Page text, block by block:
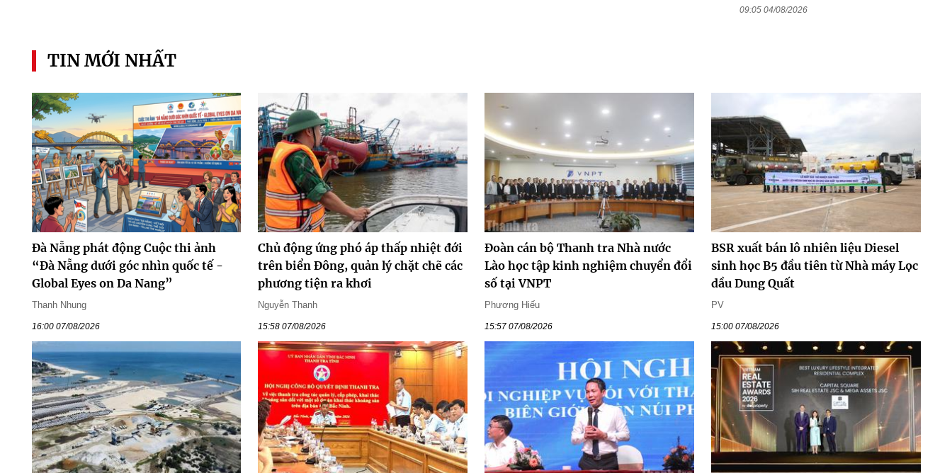
09:05 04/08/2026
TIN MỚI NHẤT
Đà Nẵng phát động Cuộc thi ảnh
“Đà Nẵng dưới góc nhìn quốc tế -
Global Eyes on Da Nang”
Thanh Nhung
16:00 07/08/2026
Chủ động ứng phó áp thấp nhiệt đới
trên biển Đông, quản lý chặt chẽ các
phương tiện ra khơi
Nguyễn Thanh
15:58 07/08/2026
Đoàn cán bộ Thanh tra Nhà nước
Lào học tập kinh nghiệm chuyển đổi
số tại VNPT
Phương Hiếu
15:57 07/08/2026
BSR xuất bán lô nhiên liệu Diesel
sinh học B5 đầu tiên từ Nhà máy Lọc
dầu Dung Quất
PV
15:00 07/08/2026